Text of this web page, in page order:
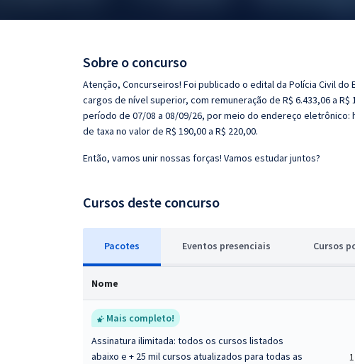
Sobre o concurso
Atenção, Concurseiros! Foi publicado o edital da Polícia Civil
cargos de nível superior, com remuneração de R$ 6.433,06 a
período de 07/08 a 08/09/26, por meio do endereço
de taxa no valor de R$ 190,00 a R$ 220,00.
Então, vamos unir nossas forças! Vamos estudar juntos?
Cursos deste concurso
Pacotes Eventos presenciais Cursos p
Nome
Mais completo!
Assinatura ilimitada: todos os cursos listados
abaixo e + 25 mil cursos atualizados para todas as